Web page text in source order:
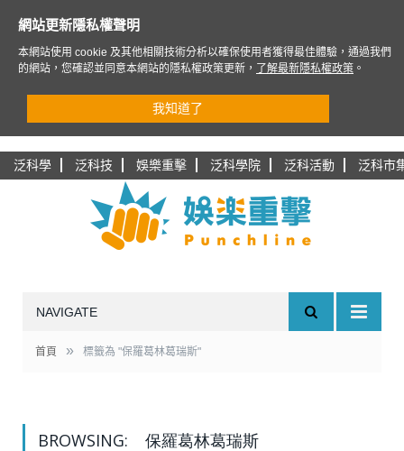
泛科學 泛科技 娛樂重擊 泛科學院 泛科活動 泛科市
NAVIGATE
首頁 » 標籤為 "保羅葛林葛瑞斯"
BROWSING: 保羅葛林葛瑞斯
網站更新隱私權聲明
本網站使用 cookie 及其他相關技術分析以確保使用者獲得最佳體驗，通過我們
的網站，您確認並同意本網站的隱私權政策更新，
了解最新隱私權政策 。
我知道了